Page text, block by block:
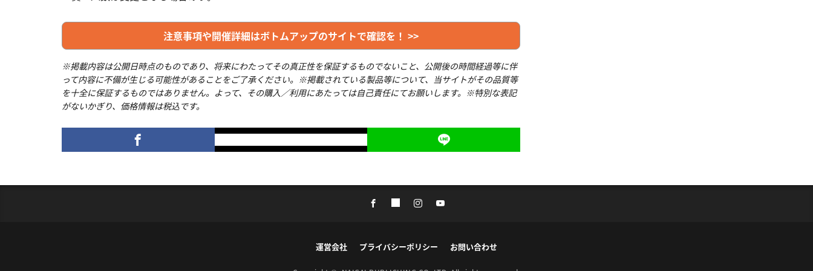
注意事項や開催詳細はボトムアップのサイトで確認を！ >>
※掲載内容は公開日時点のものであり、将来にわたってその真正性を保証するものでないこと、公開後の時間経過等に伴
って内容に不備が生じる可能性があることをご了承ください。※掲載されている製品等について、当サイトがその品質等
を十全に保証するものではありません。よって、その購入／利用にあたっては自己責任にてお願いします。※特別な表記
がないかぎり、価格情報は税込です。
運営会社 プライバシーポリシー お問い合わせ